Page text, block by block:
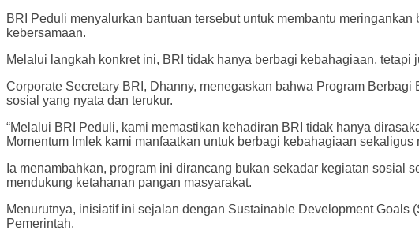
BRI Peduli menyalurkan bantuan tersebut untuk membantu
kebersamaan.
Melalui langkah konkret ini, BRI tidak hanya berbagi kebahagiaan,
Corporate Secretary BRI, Dhanny, menegaskan bahwa Program
sosial yang nyata dan terukur.
“Melalui BRI Peduli, kami memastikan kehadiran BRI tidak hanya
Momentum Imlek kami manfaatkan untuk berbagi kebahagiaan
Ia menambahkan, program ini dirancang bukan sekadar kegiatan
mendukung ketahanan pangan masyarakat.
Menurutnya, inisiatif ini sejalan dengan Sustainable Development Goals
Pemerintah.